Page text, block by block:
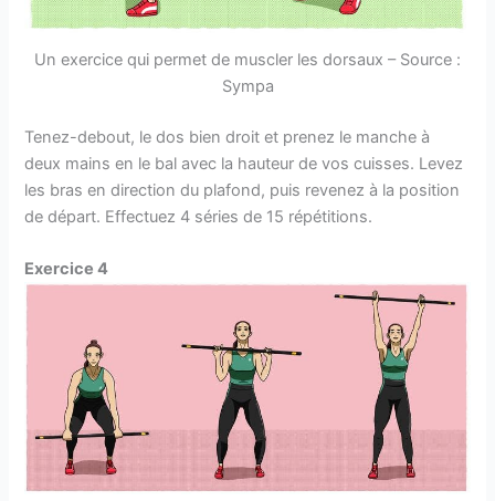
Un exercice qui permet de muscler les dorsaux – Source :
Sympa
Tenez-debout, le dos bien droit et prenez le manche à
deux mains en le bal avec la hauteur de vos cuisses. Levez
les bras en direction du plafond, puis revenez à la position
de départ. Effectuez 4 séries de 15 répétitions.
Exercice 4